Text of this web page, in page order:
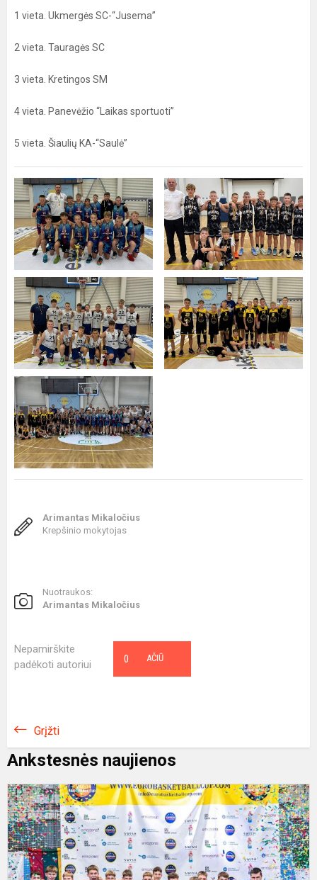
1 vieta. Ukmergės SC-“Jusema”
2 vieta. Tauragės SC
3 vieta. Kretingos SM
4 vieta. Panevėžio “Laikas sportuoti”
5 vieta. Šiaulių KA-“Saulė”
Arimantas Mikaločius
Krepšinio mokytojas
Nuotraukos:
Arimantas Mikaločius
Nepamirškite
padėkoti autoriui
AČIŪ
0
Grįžti
Ankstesnės naujienos